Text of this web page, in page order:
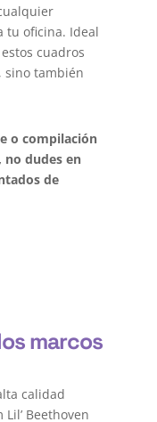
tu oficina. Ideal
cuadros
sino también
o compilación
no dudes en
de
marcos
calidad
Beethoven